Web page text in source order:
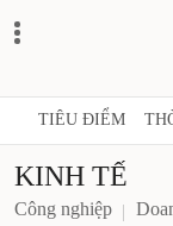
TIÊU ĐIỂM
KINH TẾ
Công nghiệp